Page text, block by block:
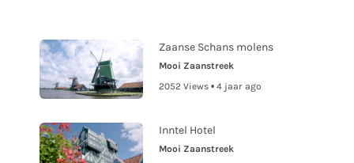
Zaanse Schans molens
Mooi Zaanstreek
2052 Views • 4 jaar ago
Inntel Hotel
Mooi Zaanstreek